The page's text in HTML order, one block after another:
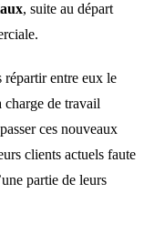
, suite au départ
répartir entre eux le
de travail
ces nouveaux
clients actuels faute
partie de leurs